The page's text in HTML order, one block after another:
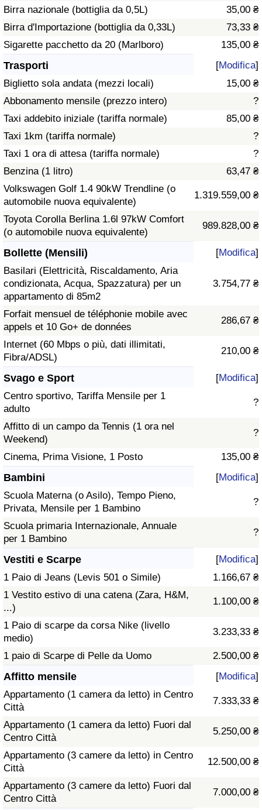
Birra nazionale (bottiglia da 0,5L)
35,00 ₴
Birra d'Importazione (bottiglia da 0,33L)
73,33 ₴
Sigarette pacchetto da 20 (Marlboro)
135,00 ₴
Trasporti [Modifica]
Biglietto sola andata (mezzi locali)
15,00 ₴
Abbonamento mensile (prezzo intero)
?
Taxi addebito iniziale (tariffa normale)
85,00 ₴
Taxi 1km (tariffa normale)
?
Taxi 1 ora di attesa (tariffa normale)
?
Benzina (1 litro)
63,47 ₴
Volkswagen Golf 1.4 90kW Trendline (o
automobile nuova equivalente)
1.319.559,00 ₴
Toyota Corolla Berlina 1.6l 97kW Comfort
(o automobile nuova equivalente)
989.828,00 ₴
Bollette (Mensili) [Modifica]
Basilari (Elettricità, Riscaldamento, Aria
condizionata, Acqua, Spazzatura) per un
appartamento di 85m2
3.754,77 ₴
Forfait mensuel de téléphonie mobile avec
appels et 10 Go+ de données
286,67 ₴
Internet (60 Mbps o più, dati illimitati,
Fibra/ADSL)
210,00 ₴
Svago e Sport [Modifica]
Centro sportivo, Tariffa Mensile per 1
adulto
?
Affitto di un campo da Tennis (1 ora nel
Weekend)
?
Cinema, Prima Visione, 1 Posto 135,00 ₴
Bambini [Modifica]
Scuola Materna (o Asilo), Tempo Pieno,
Privata, Mensile per 1 Bambino
?
Scuola primaria Internazionale, Annuale
per 1 Bambino
?
Vestiti e Scarpe [Modifica]
1 Paio di Jeans (Levis 501 o Simile)
1.166,67 ₴
1 Vestito estivo di una catena (Zara, H&M,
...)
1.100,00 ₴
1 Paio di scarpe da corsa Nike (livello
medio)
3.233,33 ₴
1 paio di Scarpe di Pelle da Uomo 2.500,00 ₴
Affitto mensile [Modifica]
Appartamento (1 camera da letto) in Centro
Città
7.333,33 ₴
Appartamento (1 camera da letto) Fuori dal
Centro Città
5.250,00 ₴
Appartamento (3 camere da letto) in Centro
Città
12.500,00 ₴
Appartamento (3 camere da letto) Fuori dal
Centro Città
7.000,00 ₴
Indice del Traffico
Indice del traffico (Corrente)
Indice del traffico per Nazione